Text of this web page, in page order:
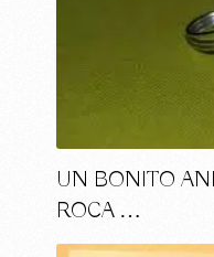
UN BONITO
ROCA …